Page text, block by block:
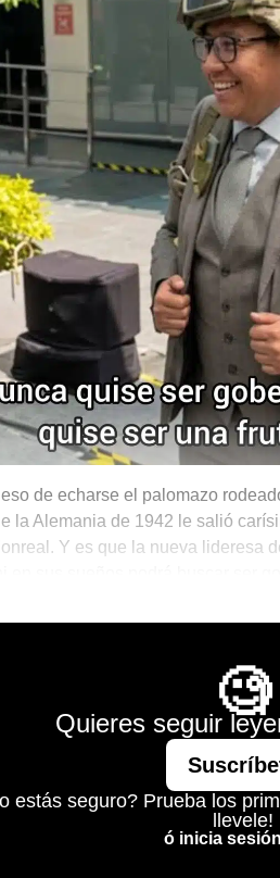
de echarse el palomazo
la Alemania de 1942 le salió
Y es que la nueva lideresa
🧐
Quieres seguir
estás seguro? Prueba los
llevele!
ó inicia